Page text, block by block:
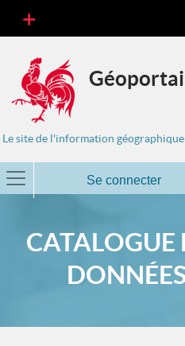
Le site de l'information
Se connecter
CATALOGUE